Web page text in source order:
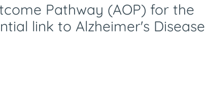
Pathway (AOP) for the
link to Alzheimer's Disease